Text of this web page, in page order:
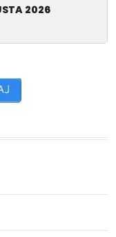
2026